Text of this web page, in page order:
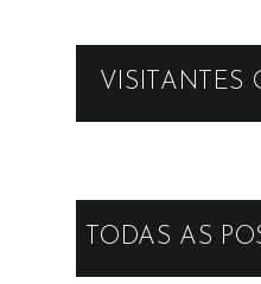
VISITANTES
TODAS AS